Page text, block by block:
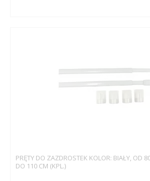
PRĘTY DO ZAZDROSTEK KOLOR: BIAŁY, OD
DO 110 CM (KPL.)